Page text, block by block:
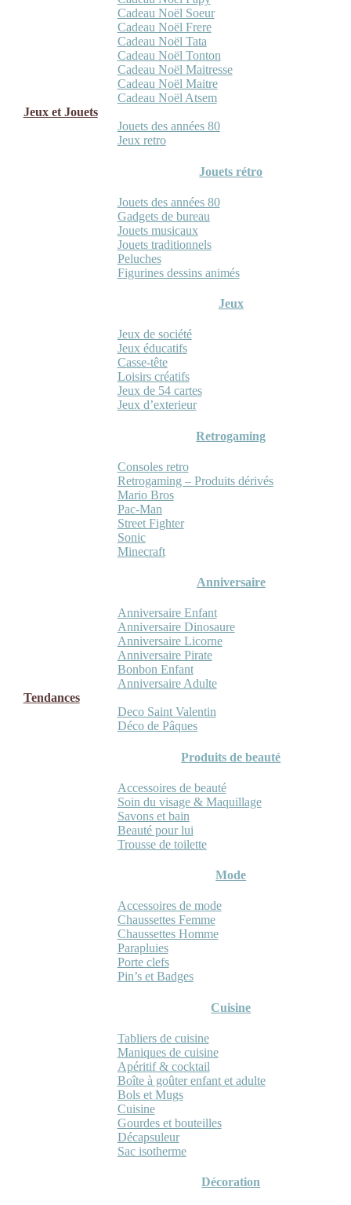
Cadeau Noël Soeur
Cadeau Noël Frere
Cadeau Noël Tata
Cadeau Noël Tonton
Cadeau Noël Maitresse
Cadeau Noël Maitre
Cadeau Noël Atsem
Jeux et Jouets
Jouets des années 80
Jeux retro
Jouets rétro
Jouets des années 80
Gadgets de bureau
Jouets musicaux
Jouets traditionnels
Peluches
Figurines dessins animés
Jeux
Jeux de société
Jeux éducatifs
Casse-tête
Loisirs créatifs
Jeux de 54 cartes
Jeux d’exterieur
Retrogaming
Consoles retro
Retrogaming – Produits dérivés
Mario Bros
Pac-Man
Street Fighter
Sonic
Minecraft
Anniversaire
Anniversaire Enfant
Anniversaire Dinosaure
Anniversaire Licorne
Anniversaire Pirate
Bonbon Enfant
Anniversaire Adulte
Tendances
Deco Saint Valentin
Déco de Pâques
Produits de beauté
Accessoires de beauté
Soin du visage & Maquillage
Savons et bain
Beauté pour lui
Trousse de toilette
Mode
Accessoires de mode
Chaussettes Femme
Chaussettes Homme
Parapluies
Porte clefs
Pin’s et Badges
Cuisine
Tabliers de cuisine
Maniques de cuisine
Apéritif & cocktail
Boîte à goûter enfant et adulte
Bols et Mugs
Cuisine
Gourdes et bouteilles
Décapsuleur
Sac isotherme
Décoration